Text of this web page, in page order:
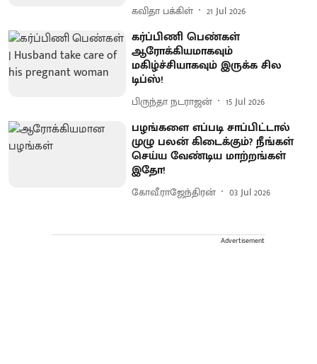
கவிதா பக்கிள் 21 Jul 2026
கர்ப்பிணி பெண்கள்
ஆரோக்கியமாகவும்
மகிழ்ச்சியாகவும் இருக்க சில
டிப்ஸ்!
பிருந்தா நடராஜன் 15 Jul 2026
பழங்களை எப்படி சாப்பிட்டால்
முழு பலன் கிடைக்கும்? நீங்கள்
செய்ய வேண்டிய மாற்றங்கள்
இதோ!
கோவீ.ராஜேந்திரன் 03 Jul 2026
Advertisement